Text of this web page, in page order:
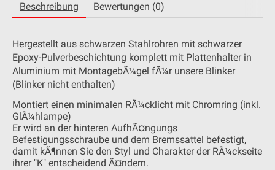
Beschreibung Bewertungen (0)
Hergestellt aus schwarzen Stahlrohren mit schwarzer
Epoxy-Pulverbeschichtung komplett mit Plattenhalter in
Aluminium mit MontagebÃ¼gel fÃ¼r unsere Blinker
(Blinker nicht enthalten)
Montiert einen minimalen RÃ¼cklicht mit Chromring (inkl.
GlÃ¼hlampe)
Er wird an der hinteren AufhÃ¤ngungs
Befestigungsschraube und dem Bremssattel befestigt,
damit kÃ¶nnen Sie den Styl und Charakter der RÃ¼ckseite
ihrer "K" entscheidend Ã¤ndern.